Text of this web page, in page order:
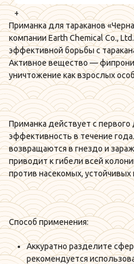
+
Приманка для тараканов
компании Earth Chemical Co.,
эффективной борьбы с
Активное вещество —
уничтожение как взрослых
Приманка действует с первого
эффективность в течение
возвращаются в гнездо и
приводит к гибели всей
против насекомых, устойчивых
Способ применения:
Аккуратно разделите
рекомендуется